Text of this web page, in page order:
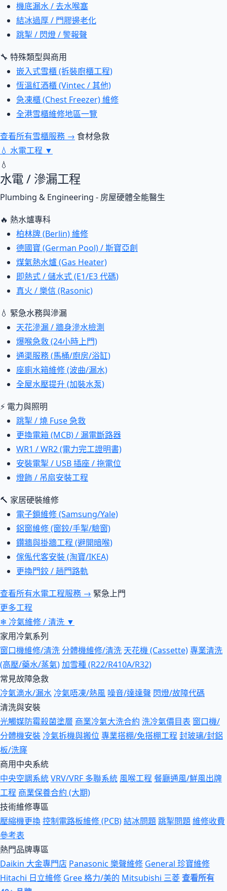
機底漏水 / 去水喉塞
結冰過厚 / 門膠邊老化
跳掣 / 閃燈 / 警報聲
🔧 特殊類型與商用
嵌入式雪櫃 (拆裝廚櫃工程)
恆溫紅酒櫃 (Vintec / 其他)
急凍櫃 (Chest Freezer) 維修
全港雪櫃維修地區一覽
查看所有雪櫃服務 → 食材急救
💧 水電工程 ▼
💧
水電 / 滲漏工程
Plumbing & Engineering - 房屋硬體全能醫生
🔥 熱水爐專科
柏林牌 (Berlin) 維修
德國寶 (German Pool) / 斯寶亞創
煤氣熱水爐 (Gas Heater)
即熱式 / 儲水式 (E1/E3 代碼)
真火 / 樂信 (Rasonic)
💧 緊急水務與滲漏
天花滲漏 / 牆身滲水檢測
爆喉急救 (24小時上門)
通渠服務 (馬桶/廚房/浴缸)
座廁水箱維修 (波曲/漏水)
全屋水壓提升 (加裝水泵)
⚡ 電力與照明
跳掣 / 燒 Fuse 急救
更換電箱 (MCB) / 漏電斷路器
WR1 / WR2 (電力完工證明書)
安裝電掣 / USB 插座 / 拖電位
燈飾 / 吊扇安裝工程
🔨 家居硬裝維修
電子鎖維修 (Samsung/Yale)
鋁窗維修 (窗鉸/手掣/驗窗)
鑽牆與掛牆工程 (避開暗喉)
傢俬代客安裝 (淘寶/IKEA)
更換門鉸 / 趟門路軌
查看所有水電工程服務 → 緊急上門
更多工程
❄ 冷氣維修 / 清洗 ▼
家用冷氣系列
窗口機維修/清洗 分體機維修/清洗 天花機 (Cassette)專業清洗
(高壓/藥水/蒸氣)加雪種 (R22/R410A/R32)
常見故障急救
冷氣滴水/漏水 冷氣唔凍/熱風 噪音/達達聲 閃燈/故障代碼
清洗與安裝
光觸媒防霉殺菌塗層 商業冷氣大洗合約 洗冷氣價目表 窗口機/
分體機安裝 冷氣拆機與搬位 專業搭棚/免搭棚工程 封玻璃/封鋁
板/洗窿
商用中央系統
中央空調系統VRV/VRF 多聯系統 風喉工程 餐廳通風/鮮風出牌
工程 商業保養合約 (大期)
技術維修專區
壓縮機更換控制電路板維修 (PCB)結冰問題跳掣問題維修收費
參考表
熱門品牌專區
Daikin 大金專門店 Panasonic 樂聲維修 General 珍寶維修
Hitachi 日立維修 Gree 格力/美的 Mitsubishi 三菱查看所有